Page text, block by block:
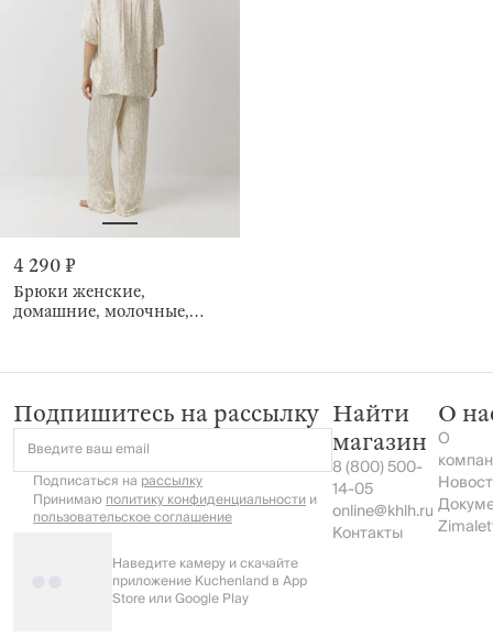
4 290 ₽
Брюки женские,
домашние, молочные,
Подпишитесь на рассылку
Введите ваш email
Подписаться на рассылку
Принимаюполитику конфиденциальностии
пользовательское соглашение
Наведите камеру и скачайте
приложение Kuchenland в App
Store или Google Play
Найти
магазин
8 (800) 500-
14-05
online@khlh.ru
Контакты
О
О